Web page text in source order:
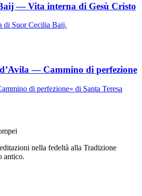
— Vita interna di Gesù Cristo
di Suor Cecilia Baij.
d’Avila — Cammino di perfezione
di perfezione» di Santa Teresa
nella fedeltà alla Tradizione
antico.